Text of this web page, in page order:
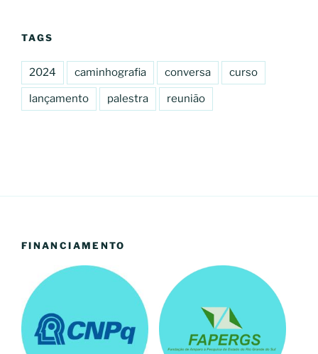
TAGS
2024 caminhografia conversa curso
lançamento palestra reunião
FINANCIAMENTO